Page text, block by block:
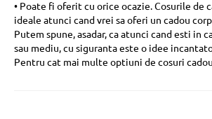
• Poate fi oferit cu orice ocazie. Cosurile de
ideale atunci cand vrei sa oferi un cadou
Putem spune, asadar, ca atunci cand esti
sau mediu, cu siguranta este o idee
Pentru cat mai multe optiuni de cosuri